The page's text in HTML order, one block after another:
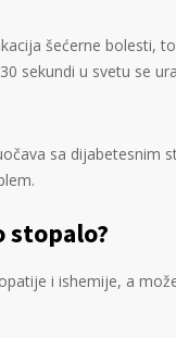
šećerne bolesti,
sekundi u svetu se
sa dijabetesnim
stopalo?
i ishemije, a